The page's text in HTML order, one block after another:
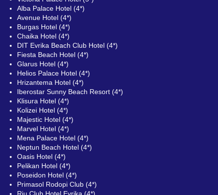
Alba Palace Hotel (4*)
Avenue Hotel (4*)
Burgas Hotel (4*)
Chaika Hotel (4*)
DIT Evrika Beach Club Hotel (4*)
Fiesta Beach Hotel (4*)
Glarus Hotel (4*)
Helios Palace Hotel (4*)
Hrizantema Hotel (4*)
Iberostar Sunny Beach Resort (4*)
Klisura Hotel (4*)
Kolizei Hotel (4*)
Majestic Hotel (4*)
Marvel Hotel (4*)
Mena Palace Hotel (4*)
Neptun Beach Hotel (4*)
Oasis Hotel (4*)
Pelikan Hotel (4*)
Poseidon Hotel (4*)
Primasol Rodopi Club (4*)
Riu Club Hotel Evrika (4*)